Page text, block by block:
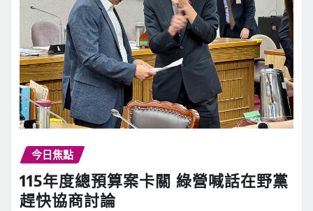
今日焦點
115年度總預算案卡關 綠營喊話在野黨
趕快協商討論